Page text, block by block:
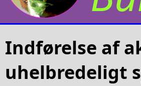
Indførelse af
uhelbredeligt